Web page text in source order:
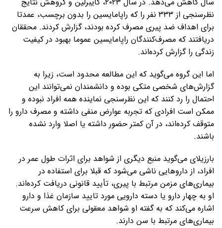
نظرسنجی از ۳۳۳ نفر را که راپامایسین را بدون برچسب، عمدتا
برای اهداف ضد پیری مصرف کرده بودند، گزارش کردند. محققان
دریافتند که مصرف‌کنندگان راپامایسین عموما بهبود در کیفیت
زندگی را گزارش کرده‌اند.
اما این گروه می‌گوید که این مطالعه محدود است، زیرا به
گزارش‌های شخصی متکی بوده و دانشمندان نمی‌توانند این
احتمال را رد کنند که این نظرسنجی نماینده‌ همه افراد نبوده و
ممکن است افرادی که تجربه عوارض منفی داشته و مصرف دارو را
متوقف کرده‌اند، در آن کمتر حضور داشته یا اصلا وارد نشده
باشند.
بارزیلای می‌گوید منبع دیگری از شواهد برای اثرات طول عمر در
افراد، از داروهایی ناشی می‌شود که قبلا برای استفاده در
بیماری‌های مزمن مرتبط با پیری، تأیید قانونی دریافت کرده‌اند.
او به چهار دارو یا دسته دارویی مورد تایید سازمان غذا و دارو
اشاره می‌کند که به گفته او شواهد معقولی برای کاهش سرعت
بیماری‌های مرتبط با سن دارند.